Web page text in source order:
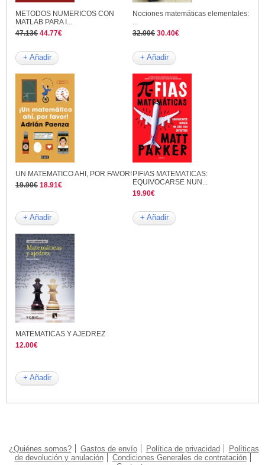
METODOS NUMERICOS CON
MATLAB PARA I...
47.13€ 44.77€
+ Añadir
Nociones matemáticas elementales:
...
32.00€ 30.40€
+ Añadir
UN MATEMATICO AHI, POR FAVOR!
19.90€ 18.91€
+ Añadir
PIFIAS MATEMATICAS:
EQUIVOCARSE NUN...
19.90€
+ Añadir
MATEMATICAS Y AJEDREZ
12.00€
+ Añadir
¿Quiénes somos? Gastos de envío Política de privacidad
Políticas
de devolución y anulación
Condiciones Generales de contratación